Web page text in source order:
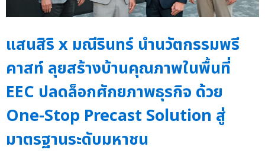
แสนสิริ x มณีรินทร์ นำนวัตกรรมพรี
คาสท์ ลุยสร้างบ้านคุณภาพในพื้นที่
EEC ปลดล็อกศักยภาพธุรกิจ ด้วย
One-Stop Precast Solution สู่
มาตรฐานระดับมหาชน